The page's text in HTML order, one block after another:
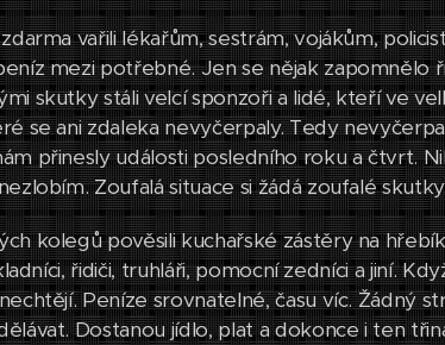
vařili lékařům, sestrám, vojákům,
mezi potřebné. Jen se nějak zapomnělo
skutky stáli velcí sponzoři a lidé, kteří ve
se ani zdaleka nevyčerpaly. Tedy
přinesly události posledního roku a čtvrt.
Zoufalá situace si žádá zoufalé
kolegů pověsili kuchařské zástěry na
řidiči, truhláři, pomocní zedníci a jiní.
Peníze srovnatelné, času víc. Žádný
Dostanou jídlo, plat a dokonce i ten